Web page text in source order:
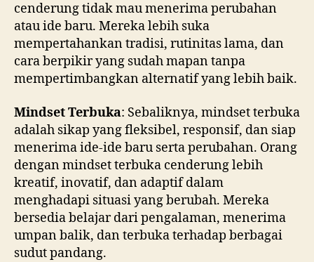
cenderung tidak mau menerima perubahan
atau ide baru. Mereka lebih suka
mempertahankan tradisi, rutinitas lama, dan
cara berpikir yang sudah mapan tanpa
mempertimbangkan alternatif yang lebih baik.
Mindset Terbuka: Sebaliknya, mindset terbuka
adalah sikap yang fleksibel, responsif, dan siap
menerima ide-ide baru serta perubahan. Orang
dengan mindset terbuka cenderung lebih
kreatif, inovatif, dan adaptif dalam
menghadapi situasi yang berubah. Mereka
bersedia belajar dari pengalaman, menerima
umpan balik, dan terbuka terhadap berbagai
sudut pandang.